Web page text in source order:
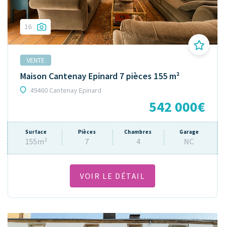
16
VENTE
Maison Cantenay Epinard 7 pièces 155 m²
49460 Cantenay Epinard
542 000€
Surface
155m²
Pièces
7
Chambres
4
Garage
NC
VOIR LE DÉTAIL